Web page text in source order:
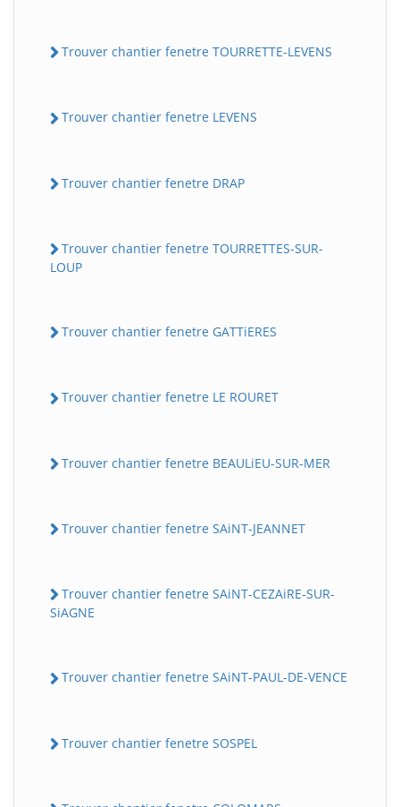
Trouver chantier fenetre TOURRETTE-LEVENS
Trouver chantier fenetre LEVENS
Trouver chantier fenetre DRAP
Trouver chantier fenetre TOURRETTES-SUR-
LOUP
Trouver chantier fenetre GATTiERES
Trouver chantier fenetre LE ROURET
Trouver chantier fenetre BEAULiEU-SUR-MER
Trouver chantier fenetre SAiNT-JEANNET
Trouver chantier fenetre SAiNT-CEZAiRE-SUR-
SiAGNE
Trouver chantier fenetre SAiNT-PAUL-DE-VENCE
Trouver chantier fenetre SOSPEL